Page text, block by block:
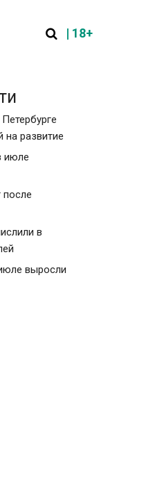
| 18+
на развитие
июле
после
в
выросли